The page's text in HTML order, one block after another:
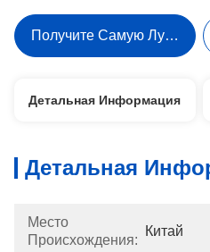
Получите Самую Лучшую
Детальная Информация
Детальная
Место
Происхождения:
Китай